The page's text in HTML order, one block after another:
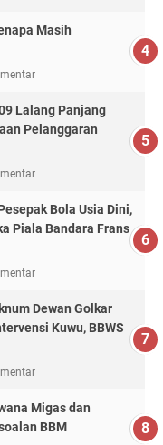
Masih
Lalang Panjang
Pelanggaran
Bola Usia Dini,
Piala Bandara Frans
Dewan Golkar
Kuwu, BBWS
Migas dan
BBM